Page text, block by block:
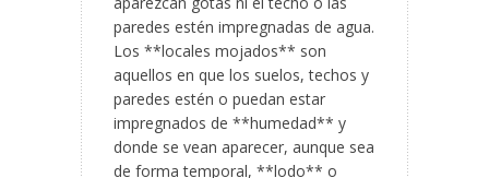
paredes estén impregnadas de agua.
Los **locales mojados** son
aquellos en que los suelos, techos y
paredes estén o puedan estar
impregnados de **humedad** y
donde se vean aparecer, aunque sea
de forma temporal, **lodo** o